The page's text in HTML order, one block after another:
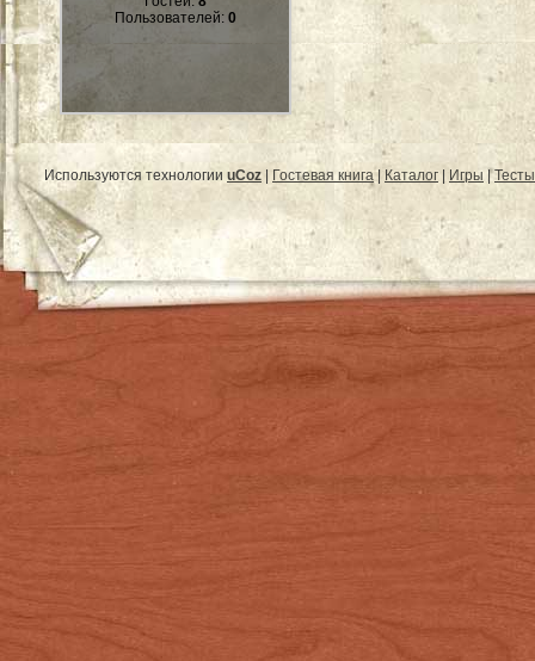
Пользователей: 0
Используются технологии uCoz Гостевая книга| Каталог Игры |Тесты